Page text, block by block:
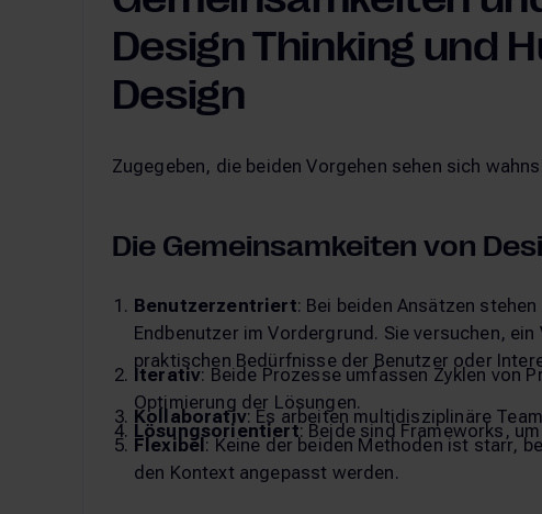
Design Thinking und
Design
Zugegeben, die beiden Vorgehen sehen sich
Die Gemeinsamkeiten von
Benutzerzentriert: Bei beiden Ansätzen
Endbenutzer im Vordergrund. Sie versuchen,
praktischen Bedürfnisse der Benutzer oder
Iterativ: Beide Prozesse umfassen Zyklen von
Optimierung der Lösungen.
Kollaborativ: Es arbeiten multidisziplinäre
Lösungsorientiert: Beide sind Frameworks,
Flexibel : Keine der beiden Methoden ist starr,
den Kontext angepasst werden.